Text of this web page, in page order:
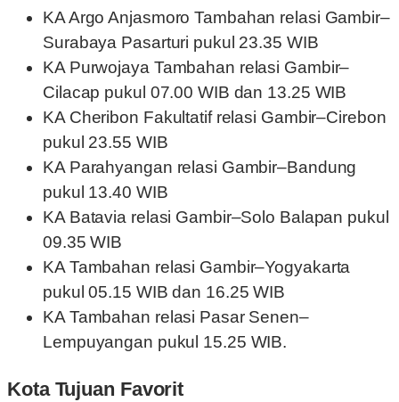
KA Argo Anjasmoro Tambahan relasi Gambir–
Surabaya Pasarturi pukul 23.35 WIB
KA Purwojaya Tambahan relasi Gambir–
Cilacap pukul 07.00 WIB dan 13.25 WIB
KA Cheribon Fakultatif relasi Gambir–Cirebon
pukul 23.55 WIB
KA Parahyangan relasi Gambir–Bandung
pukul 13.40 WIB
KA Batavia relasi Gambir–Solo Balapan pukul
09.35 WIB
KA Tambahan relasi Gambir–Yogyakarta
pukul 05.15 WIB dan 16.25 WIB
KA Tambahan relasi Pasar Senen–
Lempuyangan pukul 15.25 WIB.
Kota Tujuan Favorit